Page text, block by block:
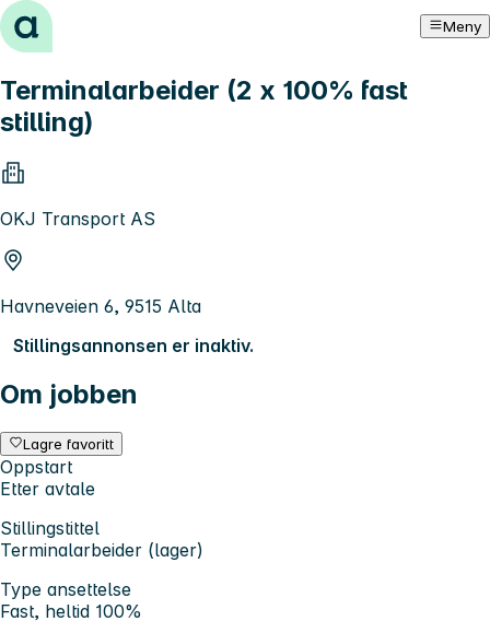
Hopp til innhold Meny
Terminalarbeider (2 x 100% fast
stilling)
OKJ Transport AS
Havneveien 6, 9515 Alta
Stillingsannonsen er inaktiv.
Om jobben
Lagre favoritt
Oppstart
Etter avtale
Stillingstittel
Terminalarbeider (lager)
Type ansettelse
Fast, heltid 100%